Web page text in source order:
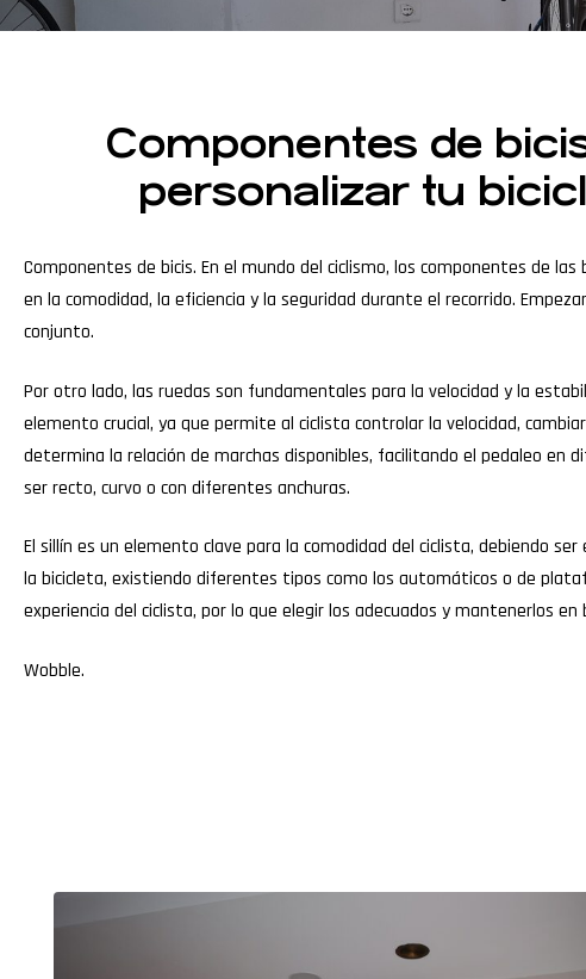
Componentes de
personalizar tu
Componentes de bicis. En el mundo del ciclismo, los componentes de
en la comodidad, la eficiencia y la seguridad durante el recorrido.
conjunto.
Por otro lado, las ruedas son fundamentales para la velocidad y la
elemento crucial, ya que permite al ciclista controlar la velocidad,
determina la relación de marchas disponibles, facilitando el pedaleo
ser recto, curvo o con diferentes anchuras.
El sillín es un elemento clave para la comodidad del ciclista, debiendo
la bicicleta, existiendo diferentes tipos como los automáticos o de
experiencia del ciclista, por lo que elegir los adecuados y mantenerlos
Wobble.